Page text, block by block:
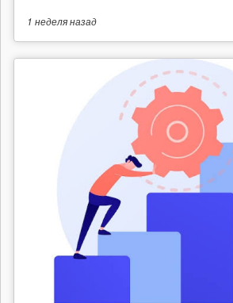
1 неделяназад